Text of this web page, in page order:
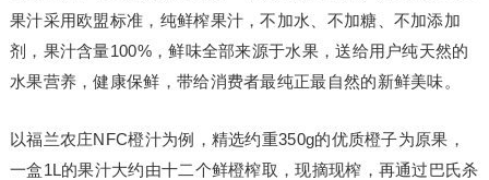
果汁采用欧盟标准，纯鲜榨果汁，不加水、不加糖、不加添加
剂，果汁含量100%，鲜味全部来源于水果，送给用户纯天然的
水果营养，健康保鲜，带给消费者最纯正最自然的新鲜美味。
以福兰农庄NFC橙汁为例，精选约重350g的优质橙子为原果，
一盒1L的果汁大约由十二个鲜橙榨取，现摘现榨，再通过巴氏杀